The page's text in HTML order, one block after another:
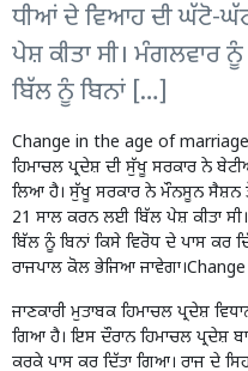
ਧੀਆਂ ਦੇ ਵਿਆਹ ਦੀ ਘੱਟੋ-
ਪੇਸ਼ ਕੀਤਾ ਸੀ। ਮੰਗਲਵਾਰ
ਬਿੱਲ ਨੂੰ ਬਿਨਾਂ […]
Change in the age of marriage
ਹਿਮਾਚਲ ਪ੍ਰਦੇਸ਼ ਦੀ ਸੁੱਖੂ ਸਰਕਾਰ ਨੇ
ਲਿਆ ਹੈ। ਸੁੱਖੂ ਸਰਕਾਰ ਨੇ ਮੌਨਸੂਨ ਸੈਸ਼ਨ
21 ਸਾਲ ਕਰਨ ਲਈ ਬਿੱਲ ਪੇਸ਼ ਕੀਤਾ
ਬਿੱਲ ਨੂੰ ਬਿਨਾਂ ਕਿਸੇ ਵਿਰੋਧ ਦੇ ਪਾਸ ਕਰ
ਰਾਜਪਾਲ ਕੋਲ ਭੇਜਿਆ
ਜਾਣਕਾਰੀ ਮੁਤਾਬਕ ਹਿਮਾਚਲ ਪ੍ਰਦੇਸ਼
ਗਿਆ ਹੈ। ਇਸ ਦੌਰਾਨ ਹਿਮਾਚਲ ਪ੍ਰਦੇਸ਼
ਕਰਕੇ ਪਾਸ ਕਰ ਦਿੱਤਾ ਗਿਆ। ਰਾਜ ਦੇ